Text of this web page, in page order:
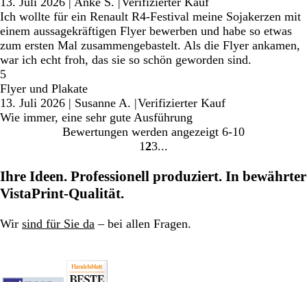
Ich wollte für ein Renault R4-Festival meine Sojakerzen mit
einem aussagekräftigen Flyer bewerben und habe so etwas
zum ersten Mal zusammengebastelt. Als die Flyer ankamen,
war ich echt froh, das sie so schön geworden sind.
5
Flyer und Plakate
13. Juli 2026 | Susanne A. |Verifizierter Kauf
Wie immer, eine sehr gute Ausführung
Bewertungen werden angezeigt 6-10
Gehe
Seite
1 Gehe
Seite
2Gehe
Seite
3
Ihre Ideen. Professionell produziert. In bewährter
VistaPrint-Qualität.
Wir sind für Sie da – bei allen Fragen.